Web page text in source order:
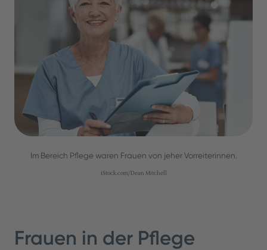
Im Bereich Pflege waren Frauen von jeher Vorreiterinnen.
iStock.com/Dean Mitchell
Frauen in der Pflege